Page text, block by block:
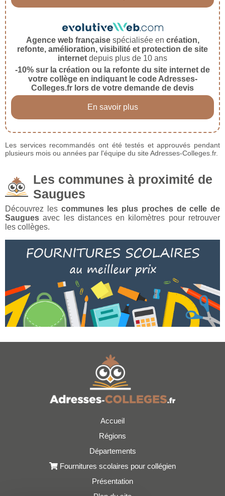
Agence web françaisespécialisée en création,
refonte, amélioration, visibilité et protection de site
internet depuis plus de 10 ans
-10% sur la création ou la refonte du site internet de
votre collège en indiquant le code Adresses-
Colleges.fr lors de votre demande de devis
En savoir plus
Les services recommandés ont été testés et approuvés pendant
plusieurs mois ou années par l'équipe du site Adresses-Colleges.fr.
Les communes à proximité de
Saugues
Découvrez les communes les plus proches de celle de
Saugues avec les distances en kilomètres pour retrouver
les collèges.
Accueil
Régions
Départements
Fournitures scolaires pour collégien
Présentation